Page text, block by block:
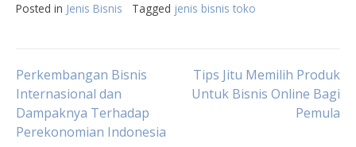
Posted in Jenis Bisnis Tagged jenis bisnis toko
Post
navigation
Perkembangan Bisnis
Internasional dan
Dampaknya Terhadap
Perekonomian Indonesia
Tips Jitu Memilih Produk
Untuk Bisnis Online Bagi
Pemula